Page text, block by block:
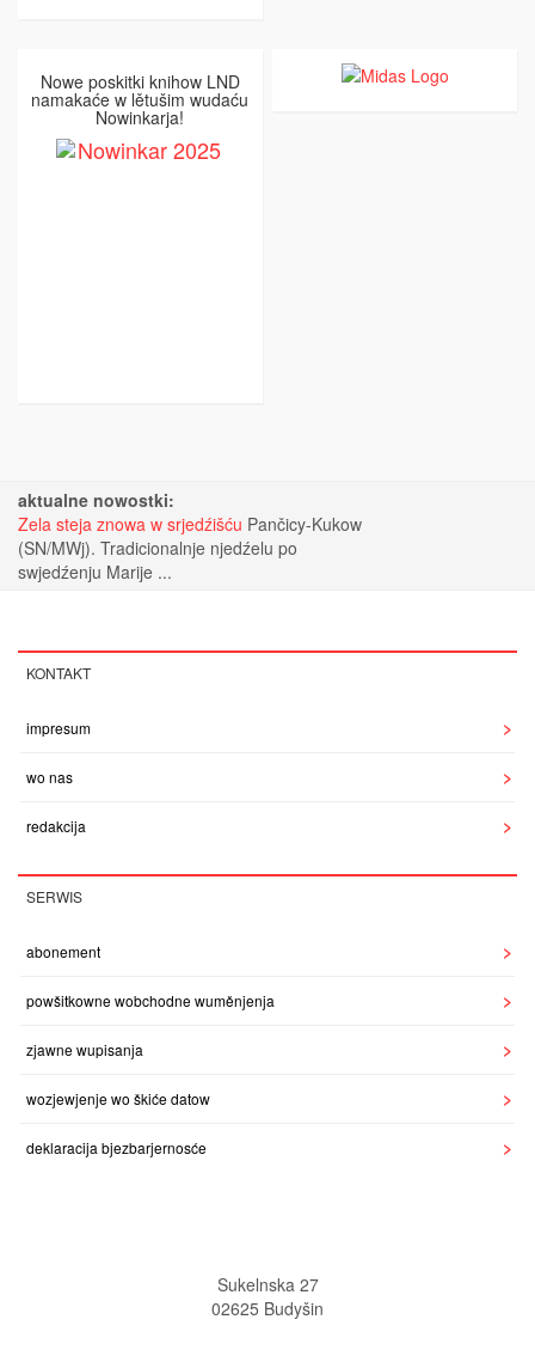
Nowe poskitki knihow LND
namakaće w lětušim wudaću
Nowinkarja!
aktualne nowostki:
Zela steja znowa w srjedźišću Pančicy-Kukow
(SN/MWj). Tradicionalnje njedźelu po
swjedźenju Marije ...
KONTAKT
impresum
wo nas
redakcija
SERWIS
abonement
powšitkowne wobchodne wuměnjenja
zjawne wupisanja
wozjewjenje wo škiće datow
deklaracija bjezbarjernosće
Sukelnska 27
02625 Budyšin